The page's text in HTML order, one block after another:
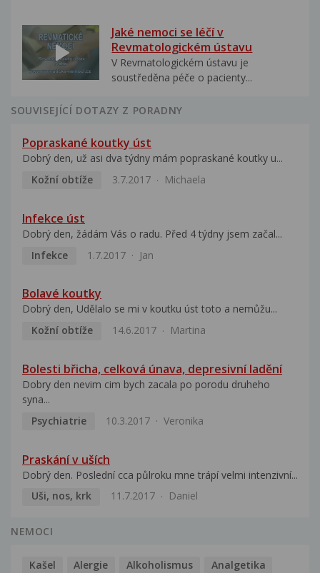
Jaké nemoci se léčí v
Revmatologickém ústavu
V Revmatologickém ústavu je
soustředěna péče o pacienty...
SOUVISEJÍCÍ DOTAZY Z PORADNY
Popraskané koutky úst
Dobrý den, už asi dva týdny mám popraskané koutky u...
Kožní obtíže
3.7.2017 Michaela
Infekce úst
Dobrý den, žádám Vás o radu. Před 4 týdny jsem začal...
Infekce
1.7.2017 Jan
Bolavé koutky
Dobrý den, Udělalo se mi v koutku úst toto a nemůžu...
Kožní obtíže
14.6.2017 Martina
Bolesti břicha, celková únava, depresivní ladění
Dobry den nevim cim bych zacala po porodu druheho
syna...
Psychiatrie
10.3.2017 Veronika
Praskání v uších
Dobrý den. Poslední cca půlroku mne trápí velmi intenzivní...
Uši, nos, krk
11.7.2017 Daniel
NEMOCI
Kašel Alergie Alkoholismus
Analgetika